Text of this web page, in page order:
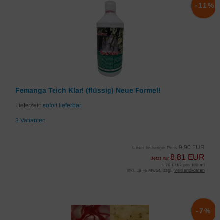
Femanga Teich Klar! (flüssig) Neue Formel!
Lieferzeit: sofort lieferbar
3 Varianten
Unser bisheriger Preis 9,90 EUR
Jetzt nur 8,81 EUR
-11%
1,76 EUR pro 100 ml
inkl. 19 % MwSt. zzgl. Versandkosten
-7%